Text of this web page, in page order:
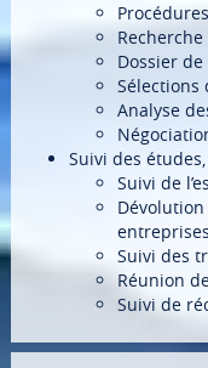
Procédures
Dossier
Sélections
Analyse
Suivi des
Suivi de
entreprises
Suivi des
Réunion
Suivi de